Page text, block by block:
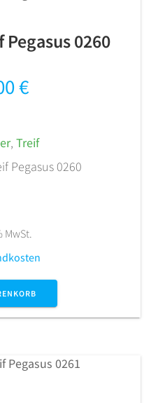
0260
€
, Treif
Pegasus 0260
MwSt.